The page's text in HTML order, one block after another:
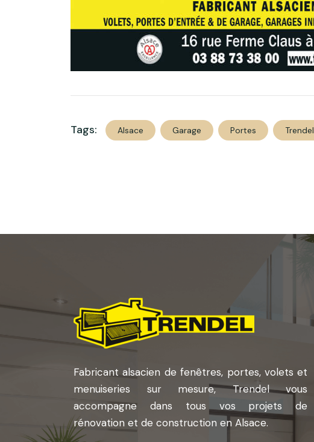
Tags: Alsace Garage Portes Trendel
Fabricant alsacien de fenêtres, portes, volets et
menuiseries sur mesure, Trendel vous
accompagne dans tous vos projets de
rénovation et de construction en Alsace.